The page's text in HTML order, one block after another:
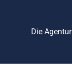
Die Agentur